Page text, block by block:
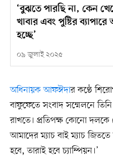
‘বুঝতে পারছি না, কেন
খাবার এবং পুষ্টির
হচ্ছে’
০৯ জুলাই ২০২৫
অধিনায়ক আফঈদার কণ্ঠে
বাফুফেতে সংবাদ সম্মেলনে
রাখতে। প্রতিপক্ষ কোনো
আমাদের ম্যাচ বাই ম্যাচ
হবে, তারাই হবে চ্যাম্পিয়ন।’